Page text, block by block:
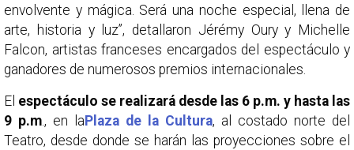
envolvente y mágica. Será una noche especial, llena de
arte, historia y luz”, detallaron Jérémy Oury y Michelle
Falcon, artistas franceses encargados del espectáculo y
ganadores de numerosos premios internacionales.
El espectáculo se realizará desde las 6 p.m. y hasta las
9 p.m., en la Plaza de la Cultura, al costado norte del
Teatro, desde donde se harán las proyecciones sobre el